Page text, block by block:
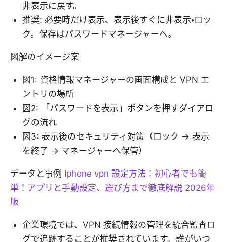
非表示に戻す。
推奨: 必要時だけ表示、表示後すぐに非表示・ロッ
ク。保存はパスワードマネージャーへ。
図解のイメージ案
図1: 資格情報マネージャーの画面構成と VPN エ
ントリの場所
図2: 「パスワードを表示」ボタンを押すダイアロ
グの流れ
図3: 表示後のセキュリティ対策（ロック → 表示
を終了 → マネージャーへ保管）
データと事例 Iphone vpn 設定方法：初心者でも簡
単！アプリと手動設定、選び方まで徹底解説 2026年
版
企業環境では、VPN 接続情報の管理を統合監査ロ
グで追跡することが推奨されています。誰がいつ